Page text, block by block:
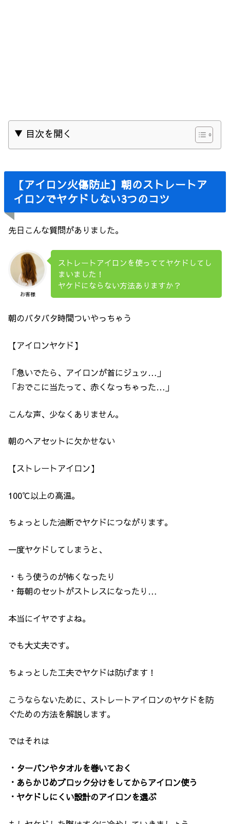
▼ 目次を開く
【アイロン火傷防止】朝のストレートア
イロンでヤケドしない3つのコツ
先日こんな質問がありました。
お客様
ストレートアイロンを使っててヤケドしてし
まいました！
ヤケドにならない方法ありますか？
朝のバタバタ時間ついやっちゃう
【アイロンヤケド】
「急いでたら、アイロンが首にジュッ…」
「おでこに当たって、赤くなっちゃった…」
こんな声、少なくありません。
朝のヘアセットに欠かせない
【ストレートアイロン】
100℃以上の高温。
ちょっとした油断でヤケドにつながります。
一度ヤケドしてしまうと、
・もう使うのが怖くなったり
・毎朝のセットがストレスになったり…
本当にイヤですよね。
でも大丈夫です。
ちょっとした工夫でヤケドは防げます！
こうならないために、ストレートアイロンのヤケドを防
ぐための方法を解説します。
ではそれは
・ターバンやタオルを巻いておく
・あらかじめブロック分けをしてからアイロン使う
・ヤケドしにくい設計のアイロンを選ぶ